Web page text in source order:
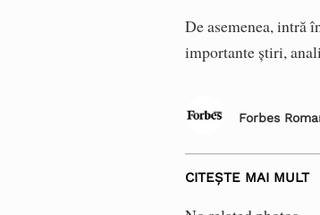
De asemenea, intră
importante știri,
Forbes
CITEȘTE MAI MULT